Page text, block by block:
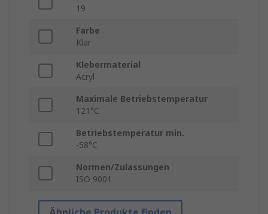
19
Farbe
Klar
Klebermaterial
Acryl
Maximale Betriebstemperatur
121°C
Betriebstemperatur min.
-58°C
Normen/Zulassungen
ISO 9001